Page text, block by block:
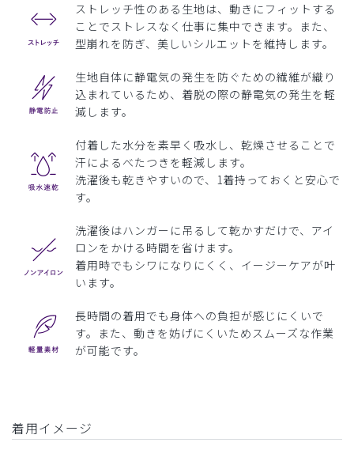
ストレッチ性のある生地は、動きにフィットする
ことでストレスなく仕事に集中できます。また、
型崩れを防ぎ、美しいシルエットを維持します。
生地自体に静電気の発生を防ぐための繊維が織り
込まれているため、着脱の際の静電気の発生を軽
減します。
付着した水分を素早く吸水し、乾燥させることで
汗によるべたつきを軽減します。
洗濯後も乾きやすいので、1着持っておくと安心で
す。
洗濯後はハンガーに吊るして乾かすだけで、アイ
ロンをかける時間を省けます。
着用時でもシワになりにくく、イージーケアが叶
います。
長時間の着用でも身体への負担が感じにくいで
す。また、動きを妨げにくいためスムーズな作業
が可能です。
着用イメージ